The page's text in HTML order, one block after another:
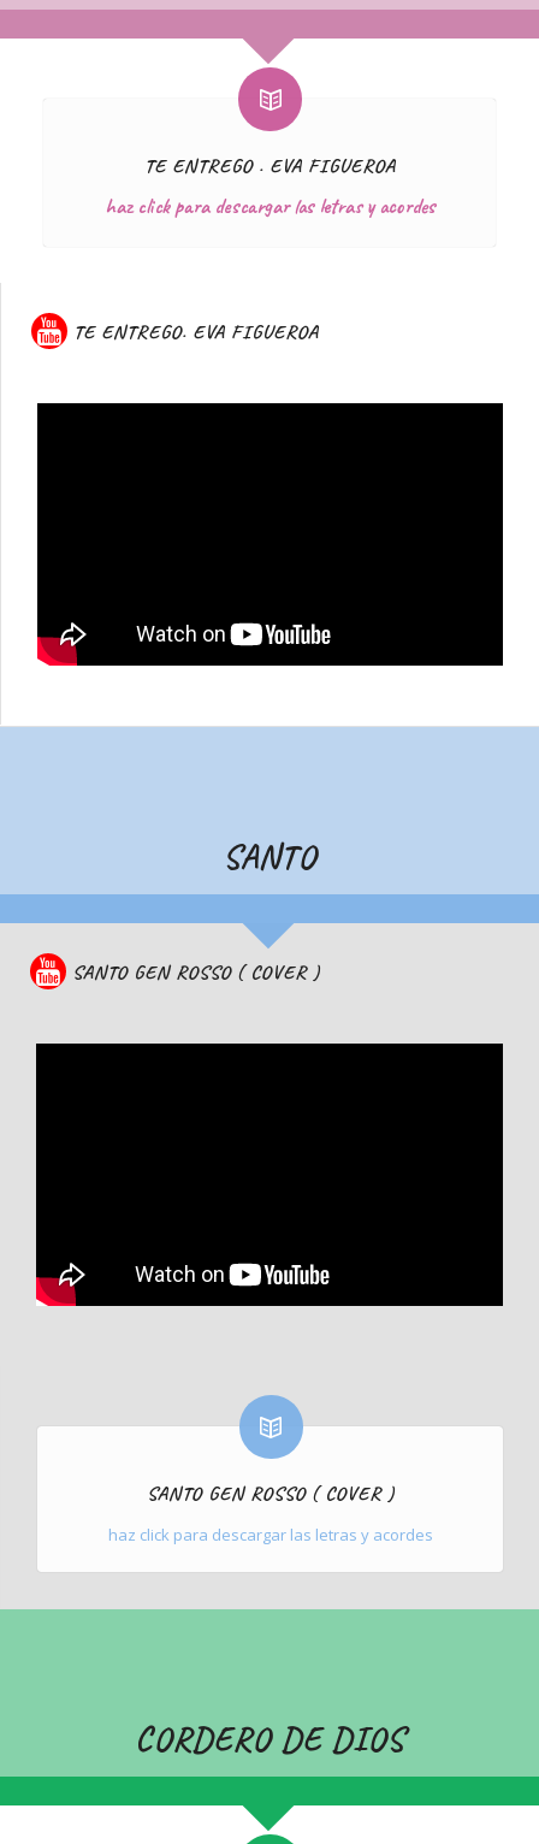
TE ENTREGO . EVA FIGUEROA
haz click para descargar las letras y acordes
TE ENTREGO. EVA FIGUEROA
SANTO
SANTO GEN ROSSO ( COVER )
SANTO GEN ROSSO ( COVER )
haz click para descargar las letras y acordes
CORDERO DE DIOS